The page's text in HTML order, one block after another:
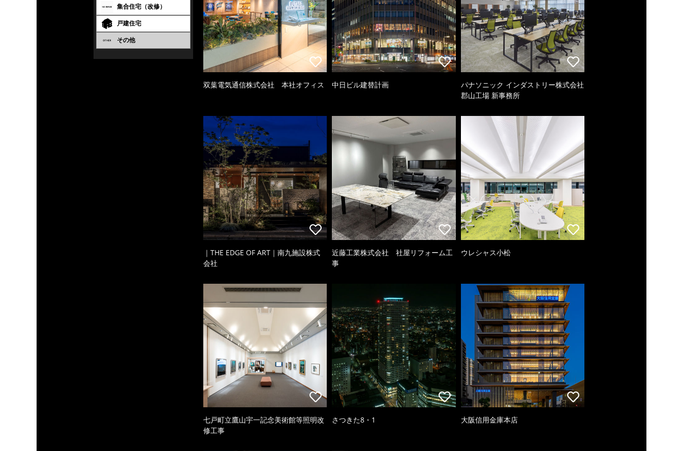
集合住宅（改修）
戸建住宅
その他
双葉電気通信株式会社 本社オフィス 中日ビル建替計画
パナソニック インダストリー株式会社
郡山工場 新事務所
｜THE EDGE OF ART｜南九施設株式
会社
近藤工業株式会社 社屋リフォーム工
事
ウレシャス小松
七戸町立鷹山宇一記念美術館等照明改
修工事
さつきた8・1 大阪信用金庫本店